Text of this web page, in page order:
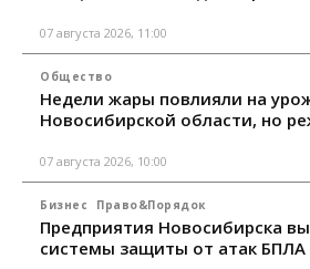
07 августа 2026, 11:00
Общество
Недели жары повлияли на
Новосибирской области, но
07 августа 2026, 10:00
Бизнес Право&Порядок
Предприятия Новосибирска
системы защиты от атак БПЛА